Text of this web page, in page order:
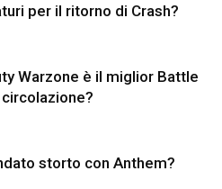
per il ritorno di Crash?
Warzone è il miglior Battle
storto con Anthem?